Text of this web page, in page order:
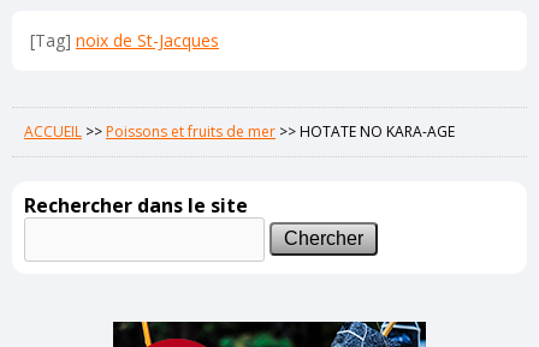
[Tag] noix de St-Jacques
ACCUEIL >>Poissons et fruits de mer >>HOTATE NO KARA-AGE
Rechercher dans le site